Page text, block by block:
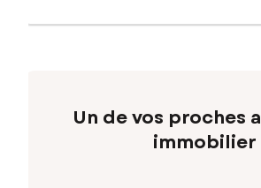
Un de vos proches
immobilier